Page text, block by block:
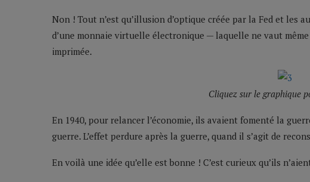
Non ! Tout n’est qu’illusion d’optique créée par la Fed et les
d’une monnaie virtuelle électronique — laquelle ne vaut
imprimée.
Cliquez sur le graphique
En 1940, pour relancer l’économie, ils avaient fomenté la
guerre. L’effet perdure après la guerre, quand il s’agit de
En voilà une idée qu’elle est bonne ! C’est curieux qu’ils